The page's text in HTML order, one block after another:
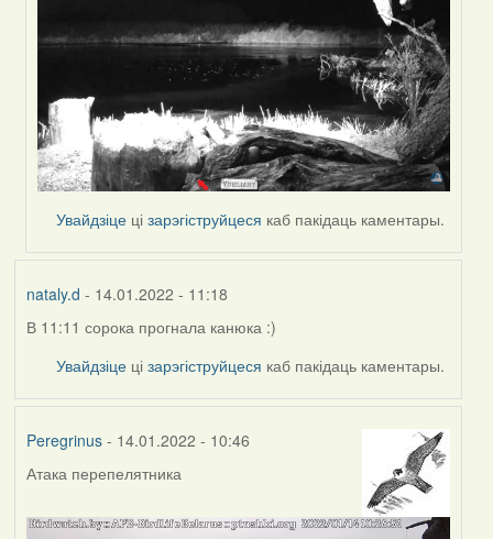
Peregrinus
Увайдзіце цізарэгіструйцеся каб пакідаць каментары.
nataly.d - 14.01.2022 - 11:18
В 11:11 сорока прогнала канюка :)
Увайдзіце цізарэгіструйцеся каб пакідаць каментары.
Peregrinus- 14.01.2022 - 10:46
Атака перепелятника